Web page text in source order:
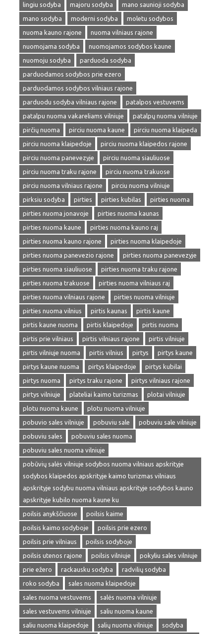
lingiu sodyba
majoru sodyba
mano saunioji sodyba
mano sodyba
moderni sodyba
moletu sodybos
nuoma kauno rajone
nuoma vilniaus rajone
nuomojama sodyba
nuomojamos sodybos kaune
nuomoju sodyba
parduoda sodyba
parduodamos sodybos prie ezero
parduodamos sodybos vilniaus rajone
parduodu sodyba vilniaus rajone
patalpos vestuvems
patalpu nuoma vakareliams vilniuje
patalpų nuoma vilniuje
pirčių nuoma
pirciu nuoma kaune
pirciu nuoma klaipeda
pirciu nuoma klaipedoje
pirciu nuoma klaipedos rajone
pirciu nuoma panevezyje
pirciu nuoma siauliuose
pirciu nuoma traku rajone
pirciu nuoma trakuose
pirciu nuoma vilniaus rajone
pirciu nuoma vilniuje
pirksiu sodyba
pirties pirties kubilas
pirties nuoma
pirties nuoma jonavoje
pirties nuoma kaunas
pirties nuoma kaune
pirties nuoma kauno raj
pirties nuoma kauno rajone
pirties nuoma klaipedoje
pirties nuoma panevezio rajone
pirties nuoma panevezyje
pirties nuoma siauliuose
pirties nuoma traku rajone
pirties nuoma trakuose
pirties nuoma vilniaus raj
pirties nuoma vilniaus rajone
pirties nuoma vilniuje
pirties nuoma vilnius
pirtis kaunas
pirtis kaune
pirtis kaune nuoma
pirtis klaipedoje
pirtis nuoma
pirtis prie vilniaus
pirtis vilniaus rajone
pirtis vilniuje
pirtis vilniuje nuoma
pirtis vilnius pirtys
pirtys kaune
pirtys kaune nuoma
pirtys klaipedoje
pirtys kubilai
pirtys nuoma
pirtys traku rajone
pirtys vilniaus rajone
pirtys vilniuje
plateliai kaimo turizmas
plotai vilniuje
plotu nuoma kaune
plotu nuoma vilniuje
pobuvio sales vilniuje
pobuviu sale
pobuviu sale vilniuje
pobuviu sales
pobuviu sales nuoma
pobuviu sales nuoma vilniuje
pobūvių salės vilniuje sodybos nuoma vilniaus apskrityje
sodybos klaipedos apskrityje kaimo turizmas vilniaus
apskrityje sodybu nuoma vilniaus apskrityje sodybos kauno
apskrityje kubilo nuoma kaune ku
poilsis anykščiuose
poilsis kaime
poilsis kaimo sodyboje
poilsis prie ezero
poilsis prie vilniaus
poilsis sodyboje
poilsis utenos rajone
poilsis vilniuje
pokyliu sales vilniuje
prie ežero
rackausku sodyba
radvilių sodyba
roko sodyba
sales nuoma klaipedoje
sales nuoma vestuvems
salės nuoma vilniuje
sales vestuvems vilniuje
saliu nuoma kaune
saliu nuoma klaipedoje
salių nuoma vilniuje
sodyba